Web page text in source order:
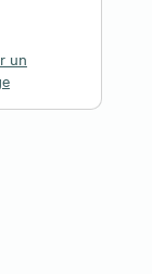
un